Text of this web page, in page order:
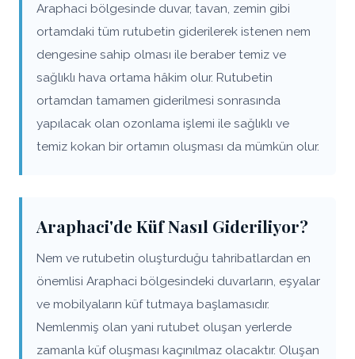
Araphaci bölgesinde duvar, tavan, zemin gibi
ortamdaki tüm rutubetin giderilerek istenen nem
dengesine sahip olması ile beraber temiz ve
sağlıklı hava ortama hâkim olur. Rutubetin
ortamdan tamamen giderilmesi sonrasında
yapılacak olan ozonlama işlemi ile sağlıklı ve
temiz kokan bir ortamın oluşması da mümkün olur.
Araphaci'de Küf Nasıl Gideriliyor?
Nem ve rutubetin oluşturduğu tahribatlardan en
önemlisi Araphaci bölgesindeki duvarların, eşyalar
ve mobilyaların küf tutmaya başlamasıdır.
Nemlenmiş olan yani rutubet oluşan yerlerde
zamanla küf oluşması kaçınılmaz olacaktır. Oluşan